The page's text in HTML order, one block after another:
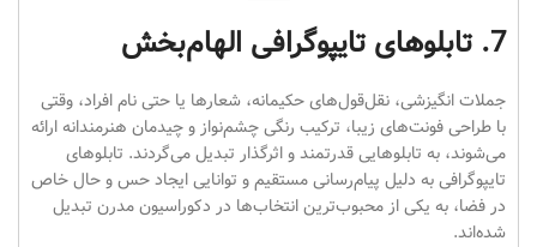
7. تابلوهای تایپوگرافی الهام‌بخش
جملات انگیزشی، نقل‌قول‌های حکیمانه، شعارها یا حتی نام افراد، وقتی
با طراحی فونت‌های زیبا، ترکیب رنگی چشم‌نواز و چیدمان هنرمندانه ارائه
می‌شوند، به تابلوهایی قدرتمند و اثرگذار تبدیل می‌گردند. تابلوهای
تایپوگرافی به دلیل پیام‌رسانی مستقیم و توانایی ایجاد حس و حال خاص
در فضا، به یکی از محبوب‌ترین انتخاب‌ها در دکوراسیون مدرن تبدیل
شده‌اند.